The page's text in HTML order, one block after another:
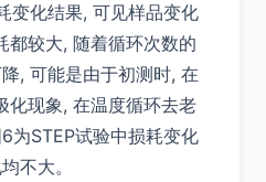
变化结果, 可见样品变化
都较大, 随着循环次数的
, 可能是由于初测时, 在
化现象, 在温度循环去老
为STEP试验中损耗变化
不大。